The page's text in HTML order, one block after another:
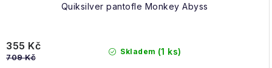
Quiksilver pantofle Monkey Abyss
Skladem (1 ks)
355 Kč
709 Kč